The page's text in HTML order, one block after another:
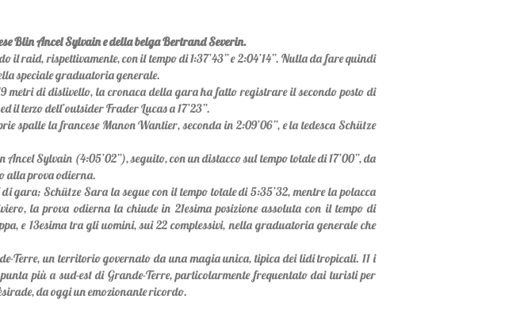
Blin Ancel Sylvain e della belga Bertrand Severin.
raid, rispettivamente, con il tempo di 1:37’43” e 2:04’14”. Nulla da fare quindi
speciale graduatoria generale.
metri di dislivello, la cronaca della gara ha fatto registrare il secondo posto di
terzo dell’outsider Frader Lucas a 17’23”.
spalle la francese Manon Wantier, seconda in 2:09’06”, e la tedesca Schütze
Sylvain (4:05’02”), seguito, con un distacco sul tempo totale di 17’00”, da
alla prova odierna.
gara; Schütze Sara la segue con il tempo totale di 5:35’32, mentre la polacca
la prova odierna la chiude in 21esima posizione assoluta con il tempo di
e 13esima tra gli uomini, sui 22 complessivi, nella graduatoria generale che
Terre, un territorio governato da una magia unica, tipica dei lidi tropicali. 11 i
più a sud-est di Grande-Terre, particolarmente frequentato dai turisti per
da oggi un emozionante ricordo.